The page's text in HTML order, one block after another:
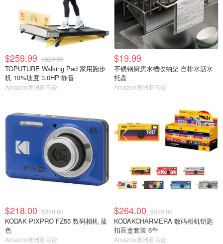
$259.99 $329.99
TOPUTURE Walking Pad 家用跑步
机 10%坡度 3.0HP 静音
Amazon澳洲亚马逊
$19.99
不锈钢厨房水槽收纳架 自排水沥水
托盘
Amazon澳洲亚马逊
$218.00 $250.00
KODAK PIXPRO FZ55 数码相机 蓝
色
Amazon澳洲亚马逊
$264.00 $372.00
KODAKCHARMERA 数码相机钥匙
扣盲盒套装 6件
Amazon澳洲亚马逊